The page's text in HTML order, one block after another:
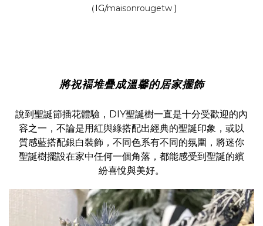
（IG/maisonrougetw)
將祝褔堆疊成溫馨的居家擺飾
說到聖誕節插花體驗，DIY聖誕樹一直是十分受歡迎的內
容之一，不論是用紅與綠搭配出經典的聖誕印象，或以
質感藍搭配銀白裝飾，不同色系有不同的氛圍，將迷你
聖誕樹擺設在家中任何一個角落，都能感受到聖誕的繽
紛喜悅與美好。